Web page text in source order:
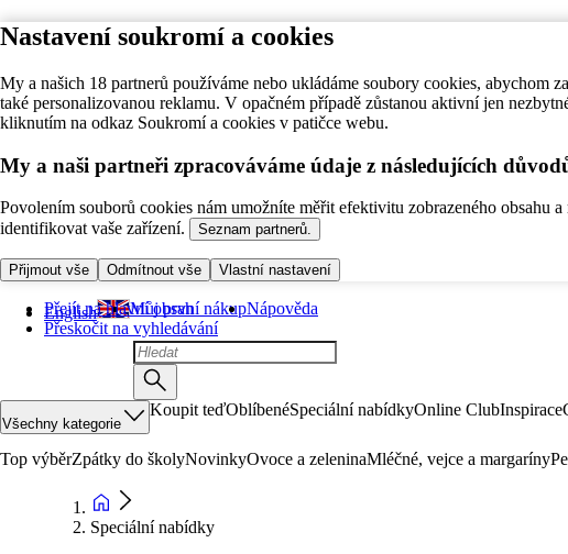
Nastavení soukromí a cookies
My a našich 18 partnerů používáme nebo ukládáme soubory cookies, abychom
také personalizovanou reklamu. V opačném případě zůstanou aktivní jen
kliknutím na odkaz Soukromí a cookies v patičce webu.
My a naši partneři zpracováváme údaje z následujících
Povolením souborů cookies nám umožníte měřit efektivitu zobrazeného obsahu
identifikovat vaše zařízení.
Seznam partnerů.
Přijmout vše Odmítnout vše Vlastní nastavení
Přejít na hlavní obsah
Přeskočit na vyhledávání
English Můj první nákupNápověda
Všechny kategorie
Koupit teďOblíbenéSpeciální nabídkyOnline ClubInspirace
Top výběrZpátky do školyNovinkyOvoce a zeleninaMléčné, vejce a margaríny
Speciální nabídky